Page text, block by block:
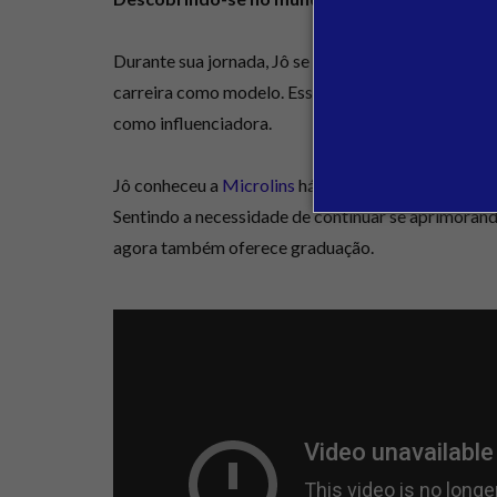
Durante sua jornada, Jô se descobriu no mundo
carreira como modelo. Essa experiência abriu
como influenciadora.
Jô conheceu a Microlins há muitos anos, onde fez
Sentindo a necessidade de continuar se
agora também oferece graduação.